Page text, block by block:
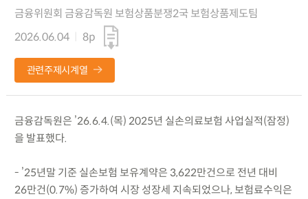
금융위원회 금융감독원 보험상품분쟁2국 보험상품제도팀
2026.06.04
8p
관련주제시계열
금융감독원은 ’26.6.4.(목) 2025년 실손의료보험 사업실적(잠정)
을 발표했다.
- ’25년말 기준 실손보험 보유계약은 3,622만건으로 전년 대비
26만건(0.7%) 증가하여 시장 성장세 지속되었으나, 보험료수익은